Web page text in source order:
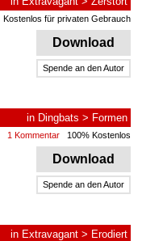
Kostenlos für privaten Gebrauch
Download
Spende an den Autor
in Dingbats > Formen
1 Kommentar 100% Kostenlos
Download
Spende an den Autor
in Extravagant > Erodiert